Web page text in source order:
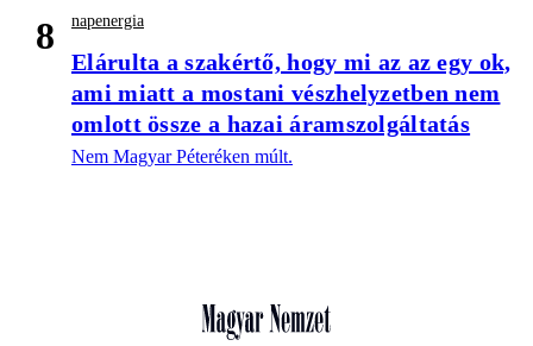
8 napenergia
Elárulta a szakértő, hogy mi az az egy ok,
ami miatt a mostani vészhelyzetben nem
omlott össze a hazai áramszolgáltatás
Nem Magyar Péteréken múlt.